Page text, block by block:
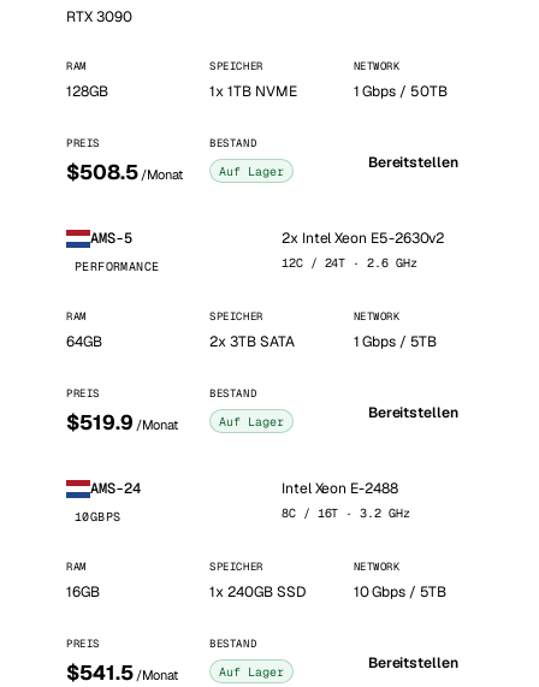
RTX 3090
RAM
128GB
SPEICHER
1x 1TB NVME
NETWORK
1 Gbps / 50TB
PREIS
$508.5 /Monat
BESTAND
Auf Lager Bereitstellen
AMS-5
PERFORMANCE
2x Intel Xeon E5-2630v2
12C / 24T · 2.6 GHz
RAM
64GB
SPEICHER
2x 3TB SATA
NETWORK
1 Gbps / 5TB
PREIS
$519.9 /Monat
BESTAND
Auf Lager Bereitstellen
AMS-24
10GBPS
Intel Xeon E-2488
8C / 16T · 3.2 GHz
RAM
16GB
SPEICHER
1x 240GB SSD
NETWORK
10 Gbps / 5TB
PREIS
$541.5 /Monat
BESTAND
Auf Lager Bereitstellen